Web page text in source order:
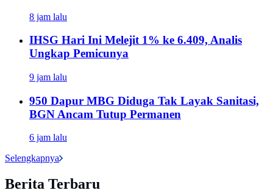
8 jam lalu
IHSG Hari Ini Melejit 1% ke 6.409, Analis
Ungkap Pemicunya
9 jam lalu
950 Dapur MBG Diduga Tak Layak Sanitasi,
BGN Ancam Tutup Permanen
6 jam lalu
Selengkapnya
Berita Terbaru